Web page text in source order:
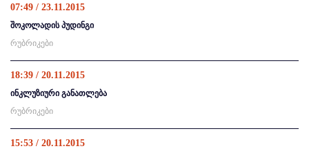
07:49 / 23.11.2015
შოკოლადის პუდინგი
რუბრიკები
18:39 / 20.11.2015
ინკლუზიური განათლება
რუბრიკები
15:53 / 20.11.2015